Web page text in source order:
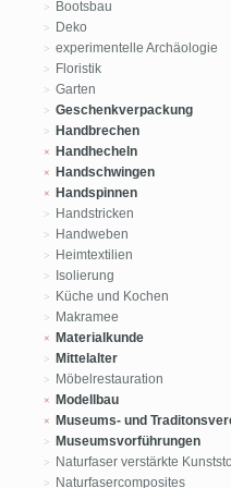
Bootsbau
Deko
experimentelle Archäologie
Floristik
Garten
Geschenkverpackung
Handbrechen
Handhecheln
Handschwingen
Handspinnen
Handstricken
Handweben
Heimtextilien
Isolierung
Küche und Kochen
Makramee
Materialkunde
Mittelalter
Möbelrestauration
Modellbau
Museums- und
Museumsvorführungen
Naturfaser verstärkte
Naturfasercomposites